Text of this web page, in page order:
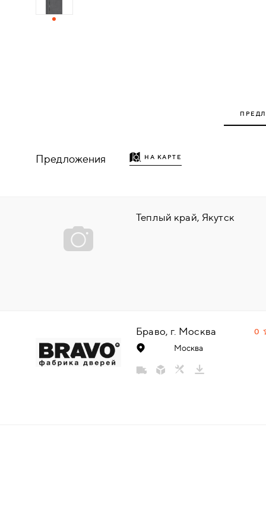
ДЕРЕВЯННЫЕ
НАСТЕННЫЕ
БРОНЕНАКЛАДКИ
ДЕКОРАТИВНЫЕ НАКЛАДКИ/
Предложения НА КАРТЕ
Теплый край, Якутск
Браво, г. Москва 0
Москва